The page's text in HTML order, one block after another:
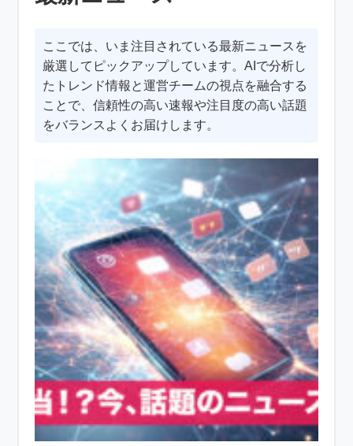
ここでは、いま注目されている最新ニュースを
厳選してピックアップしています。AIで分析し
たトレンド情報と運営チームの視点を融合する
ことで、信頼性の高い速報や注目度の高い話題
をバランスよくお届けします。